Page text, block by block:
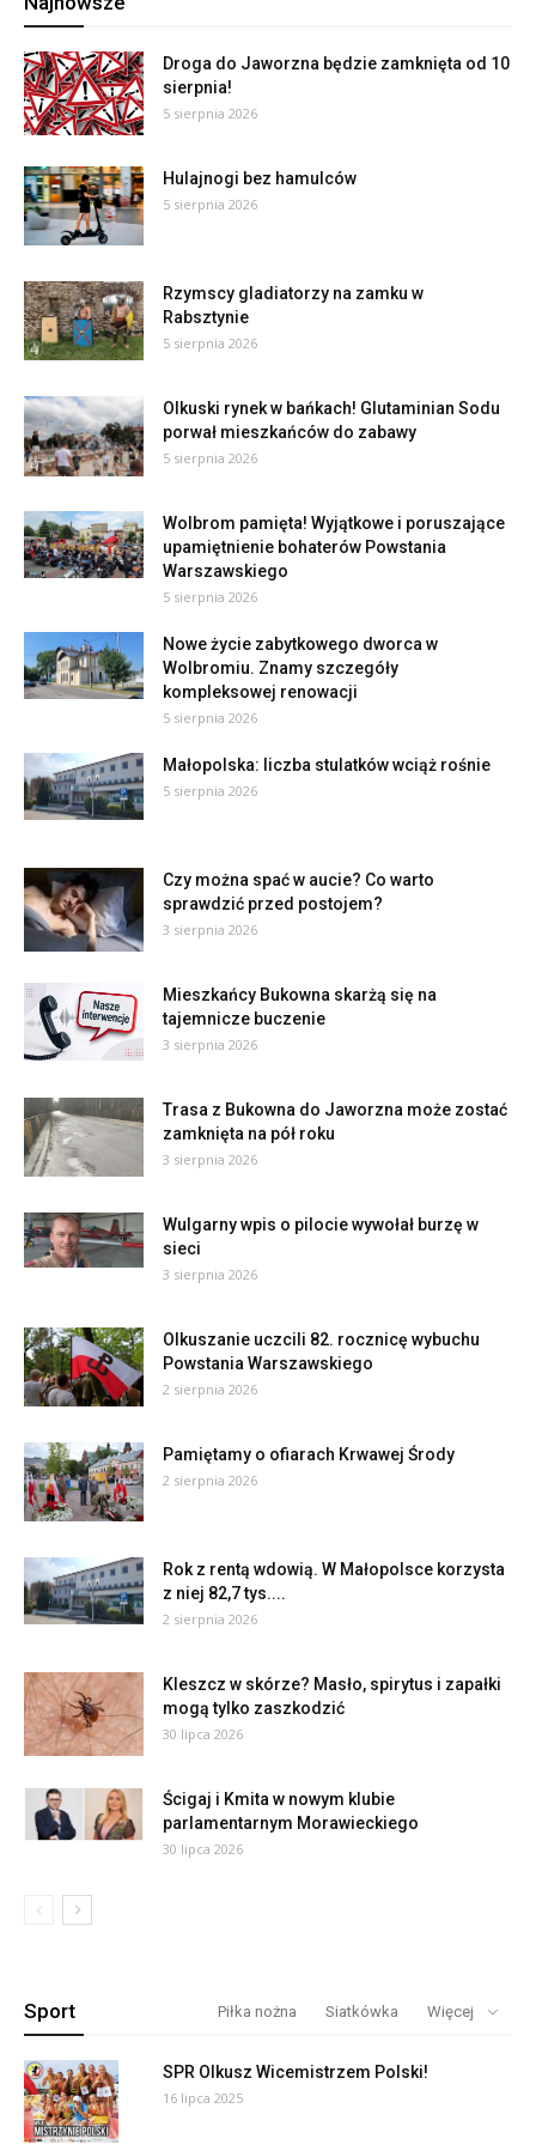
Droga do Jaworzna będzie zamknięta od 10
sierpnia!
5 sierpnia 2026
Hulajnogi bez hamulców
5 sierpnia 2026
Rzymscy gladiatorzy na zamku w
Rabsztynie
5 sierpnia 2026
Olkuski rynek w bańkach! Glutaminian Sodu
porwał mieszkańców do zabawy
5 sierpnia 2026
Wolbrom pamięta! Wyjątkowe i poruszające
upamiętnienie bohaterów Powstania
Warszawskiego
5 sierpnia 2026
Nowe życie zabytkowego dworca w
Wolbromiu. Znamy szczegóły
kompleksowej renowacji
5 sierpnia 2026
Małopolska: liczba stulatków wciąż rośnie
5 sierpnia 2026
Czy można spać w aucie? Co warto
sprawdzić przed postojem?
3 sierpnia 2026
Mieszkańcy Bukowna skarżą się na
tajemnicze buczenie
3 sierpnia 2026
Trasa z Bukowna do Jaworzna może zostać
zamknięta na pół roku
3 sierpnia 2026
Wulgarny wpis o pilocie wywołał burzę w
sieci
3 sierpnia 2026
Olkuszanie uczcili 82. rocznicę wybuchu
Powstania Warszawskiego
2 sierpnia 2026
Pamiętamy o ofiarach Krwawej Środy
2 sierpnia 2026
Rok z rentą wdowią. W Małopolsce korzysta
z niej 82,7 tys....
2 sierpnia 2026
Kleszcz w skórze? Masło, spirytus i zapałki
mogą tylko zaszkodzić
30 lipca 2026
Ścigaj i Kmita w nowym klubie
parlamentarnym Morawieckiego
30 lipca 2026
Sport Piłka nożna Siatkówka Więcej
SPR Olkusz Wicemistrzem Polski!
16 lipca 2025